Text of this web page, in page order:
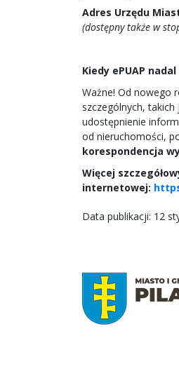
Adres Urzędu
(dostępny także w
Kiedy ePUAP
Ważne! Od nowego
szczególnych,
udostępnienie
od nieruchomości,
korespondencja
Więcej
internetowej:
Data publikacji: 12